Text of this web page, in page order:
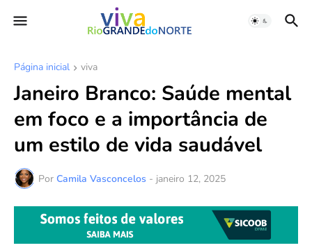
Página inicial viva
Janeiro Branco: Saúde mental
em foco e a importância de
um estilo de vida saudável
Por Camila Vasconcelos - janeiro 12, 2025